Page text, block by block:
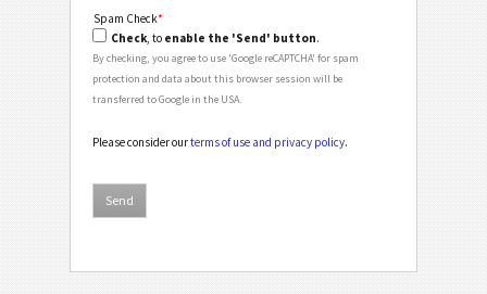
Spam Check*
Check, to enable the 'Send' button.
By checking, you agree to use 'Google reCAPTCHA' for spam
protection and data about this browser session will be
transferred to Google in the USA.
Please consider ourterms of use and privacy policy.